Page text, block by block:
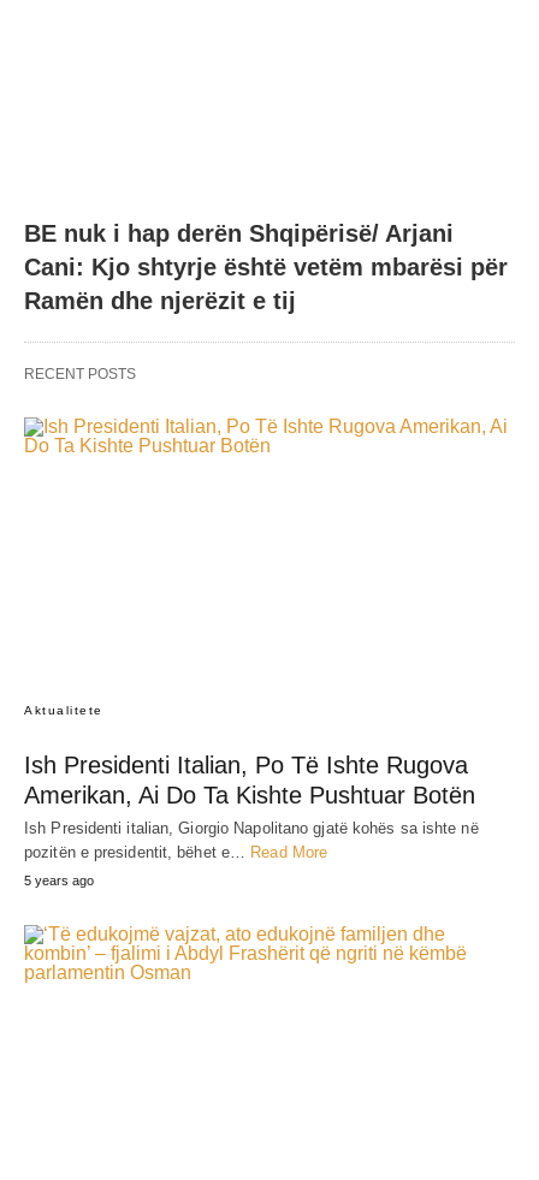
BE nuk i hap derën Shqipërisë/ Arjani
Cani: Kjo shtyrje është vetëm mbarësi për
Ramën dhe njerëzit e tij
RECENT POSTS
Aktualitete
Ish Presidenti Italian, Po Të Ishte Rugova
Amerikan, Ai Do Ta Kishte Pushtuar Botën
Ish Presidenti italian, Giorgio Napolitano gjatë kohës sa ishte në
pozitën e presidentit, bëhet e… Read More
5 years ago